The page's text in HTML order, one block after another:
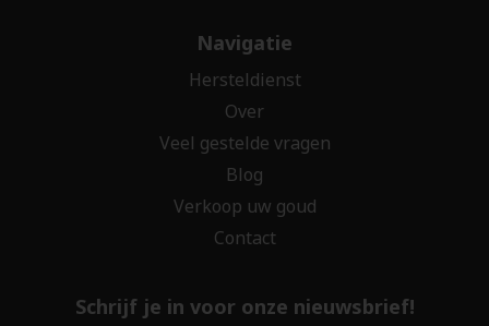
Navigatie
Hersteldienst
Over
Veel gestelde vragen
Blog
Verkoop uw goud
Contact
Schrijf je in voor onze nieuwsbrief!